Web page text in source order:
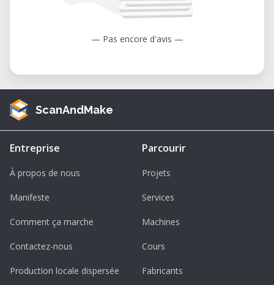
• Ambiente colaborativo: Trabaje junto a
entorno de laboratorio bien equipado.
significativa en la compra, alojamiento y
grande.
• Garantía de condiciones óptimas: La
máquina se mantiene meticulosamente,
funcionamiento óptimo y precisión.
• Nombre de la máquina: ShopBot Gantry
CNC Router
• Tipo: Fresadora CNC de gran formato
— Pas encore d'avis —
ScanAndMake
Entreprise
À propos de nous
Manifeste
Comment ça marche
Contactez-nous
Production locale dispersée
Parcourir
Projets
Services
Machines
Cours
Fabricants